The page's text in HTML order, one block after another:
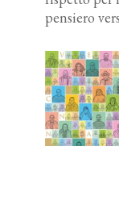
pensiero